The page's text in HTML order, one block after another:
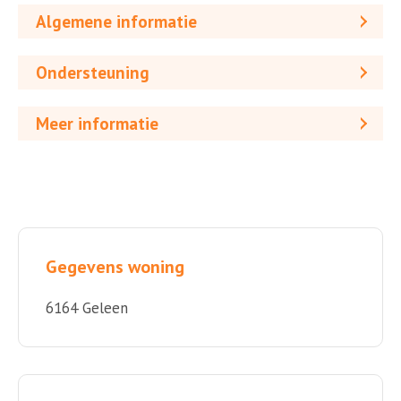
Algemene informatie
Ondersteuning
Meer informatie
Gegevens woning
6164 Geleen